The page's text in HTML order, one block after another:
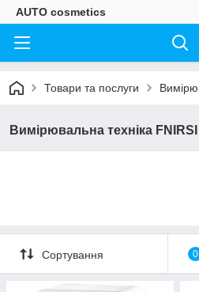
AUTO cosmetics
Товари та послуги
Вимірювальна техніка FNIRSI
Сортування 0